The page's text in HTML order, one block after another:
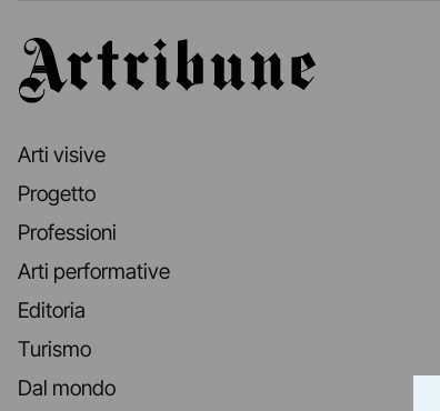
Artribune
Arti visive
Progetto
Professioni
Arti performative
Editoria
Turismo
Dal mondo